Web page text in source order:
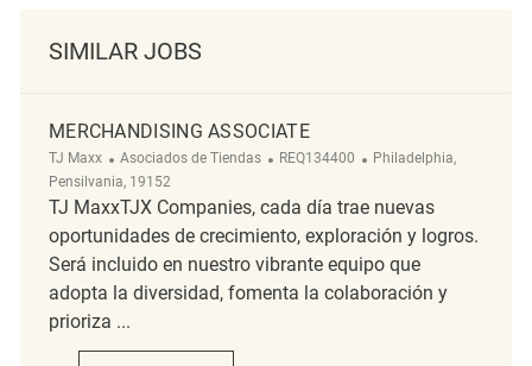
SIMILAR JOBS
MERCHANDISING ASSOCIATE
TJ Maxx Categoría
Asociados de Tiendas ReqId
REQ134400 Ubicación
Philadelphia,
Pensilvania, 19152
TJ MaxxTJX Companies, cada día trae nuevas
oportunidades de crecimiento, exploración y logros.
Será incluido en nuestro vibrante equipo que
adopta la diversidad, fomenta la colaboración y
prioriza ...